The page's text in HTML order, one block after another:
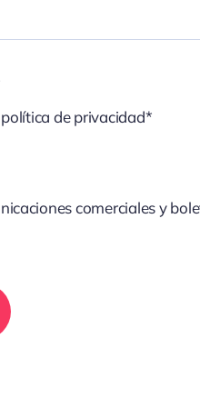
de privacidad*
comerciales y